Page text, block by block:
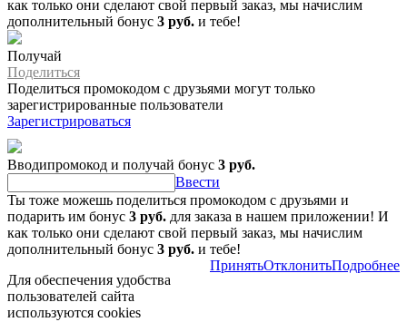
как только они сделают свой первый заказ, мы начислим
дополнительный бонус 3 руб. и тебе!
Получай
Поделиться
Поделиться промокодом с друзьями могут только
зарегистрированные пользователи
Зарегистрироваться
Вводипромокод и получай бонус 3 руб.
Ввести
Ты тоже можешь поделиться промокодом с друзьями и
подарить им бонус 3 руб. для заказа в нашем приложении! И
как только они сделают свой первый заказ, мы начислим
дополнительный бонус 3 руб. и тебе!
Для обеспечения удобства
пользователей сайта
используются cookies
ПринятьОтклонитьПодробнее